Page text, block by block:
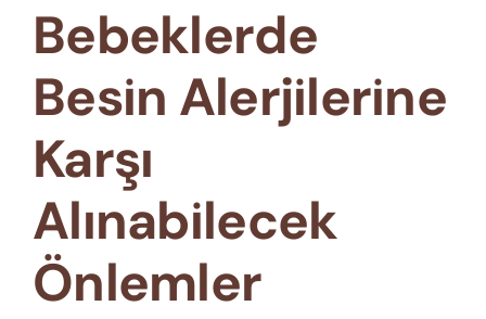
Bebeklerde
Besin Alerjilerine
Karşı
Alınabilecek
Önlemler